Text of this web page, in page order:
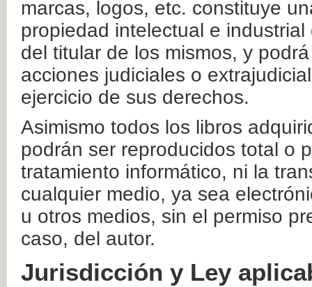
marcas, logos, etc. constituye
propiedad intelectual e
del titular de los mismos, y
acciones judiciales o
ejercicio de sus derechos.
Asimismo todos los libros
podrán ser reproducidos total o
tratamiento informático, ni la
cualquier medio, ya sea
u otros medios, sin el permiso
caso, del autor.
Jurisdicción y Ley